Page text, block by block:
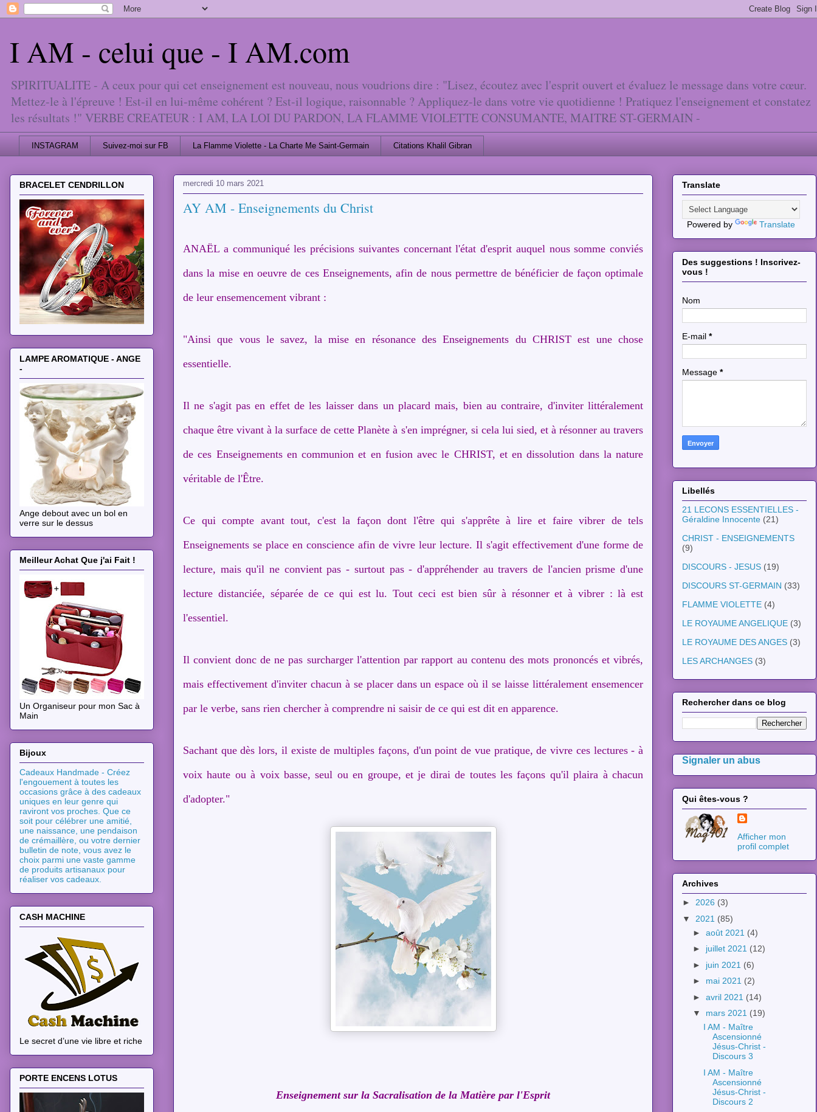
I AM - celui que - I AM.com
SPIRITUALITE - A ceux pour qui cet enseignement est nouveau, nous voudrions dire : "Lisez, écoutez avec l'esprit ouvert et évaluez le message dans votre cœur.
Mettez-le à l'épreuve ! Est-il en lui-même cohérent ? Est-il logique, raisonnable ? Appliquez-le dans votre vie quotidienne ! Pratiquez l'enseignement et constatez
les résultats !" VERBE CREATEUR : I AM, LA LOI DU PARDON, LA FLAMME VIOLETTE CONSUMANTE, MAITRE ST-GERMAIN -
INSTAGRAM Suivez-moi sur FB La Flamme Violette - La Charte Me Saint-Germain Citations Khalil Gibran
mercredi 10 mars 2021
AY AM - Enseignements du Christ
ANAËL a communiqué les précisions suivantes concernant l'état d'esprit auquel nous somme conviés
dans la mise en oeuvre de ces Enseignements, afin de nous permettre de bénéficier de façon optimale
de leur ensemencement vibrant :
"Ainsi que vous le savez, la mise en résonance des Enseignements du CHRIST est une chose
essentielle.
Il ne s'agit pas en effet de les laisser dans un placard mais, bien au contraire, d'inviter littéralement
chaque être vivant à la surface de cette Planète à s'en imprégner, si cela lui sied, et à résonner au travers
de ces Enseignements en communion et en fusion avec le CHRIST, et en dissolution dans la nature
véritable de l'Être.
Ce qui compte avant tout, c'est la façon dont l'être qui s'apprête à lire et faire vibrer de tels
Enseignements se place en conscience afin de vivre leur lecture. Il s'agit effectivement d'une forme de
lecture, mais qu'il ne convient pas - surtout pas - d'appréhender au travers de l'ancien prisme d'une
lecture distanciée, séparée de ce qui est lu. Tout ceci est bien sûr à résonner et à vibrer : là est
l'essentiel.
Il convient donc de ne pas surcharger l'attention par rapport au contenu des mots prononcés et vibrés,
mais effectivement d'inviter chacun à se placer dans un espace où il se laisse littéralement ensemencer
par le verbe, sans rien chercher à comprendre ni saisir de ce qui est dit en apparence.
Sachant que dès lors, il existe de multiples façons, d'un point de vue pratique, de vivre ces lectures - à
voix haute ou à voix basse, seul ou en groupe, et je dirai de toutes les façons qu'il plaira à chacun
d'adopter."
Enseignement sur la Sacralisation de la Matière par l'Esprit
BRACELET CENDRILLON
LAMPE AROMATIQUE - ANGE
-
Ange debout avec un bol en
verre sur le dessus
Meilleur Achat Que j'ai Fait !
Un Organiseur pour mon Sac à
Main
Bijoux
Cadeaux Handmade - Créez
l'engouement à toutes les
occasions grâce à des cadeaux
uniques en leur genre qui
raviront vos proches. Que ce
soit pour célébrer une amitié,
une naissance, une pendaison
de crémaillère, ou votre dernier
bulletin de note, vous avez le
choix parmi une vaste gamme
de produits artisanaux pour
réaliser vos cadeaux.
CASH MACHINE
Le secret d’une vie libre et riche
PORTE ENCENS LOTUS
Translate
Powered by Translate
Des suggestions ! Inscrivez-
vous !
Nom
E-mail *
Message *
Libellés
21 LECONS ESSENTIELLES -
Géraldine Innocente (21)
CHRIST - ENSEIGNEMENTS
(9)
DISCOURS - JESUS (19)
DISCOURS ST-GERMAIN (33)
FLAMME VIOLETTE (4)
LE ROYAUME ANGELIQUE (3)
LE ROYAUME DES ANGES (3)
LES ARCHANGES (3)
Rechercher dans ce blog
Signaler un abus
Qui êtes-vous ?
Afficher mon
profil complet
Archives
► 2026 (3)
▼ 2021 (85)
► août 2021 (4)
► juillet 2021 (12)
► juin 2021 (6)
► mai 2021 (2)
► avril 2021 (14)
▼ mars 2021 (19)
I AM - Maître
Ascensionné
Jésus-Christ -
Discours 3
I AM - Maître
Ascensionné
Jésus-Christ -
Discours 2